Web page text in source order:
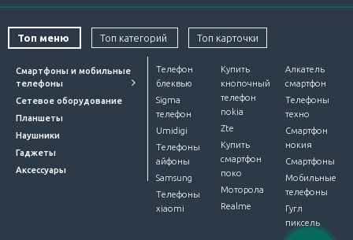
Топ меню Топ категорий Топ карточки
Смартфоны и мобильные
телефоны
Сетевое оборудование
Планшеты
Наушники
Гаджеты
Аксессуары
Телефон
блеквью
Sigma
телефон
Umidigi
Телефоны
айфоны
Samsung
Телефоны
xiaomi
Купить
кнопочный
телефон
nokia
Zte
Купить
смартфон
поко
Моторола
Realme
Алкатель
смартфон
Телефоны
техно
Смартфон
нокия
Смартфоны
Мобильные
телефоны
Гугл
пиксель